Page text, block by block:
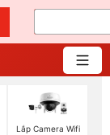
Lắp Camera Wifi